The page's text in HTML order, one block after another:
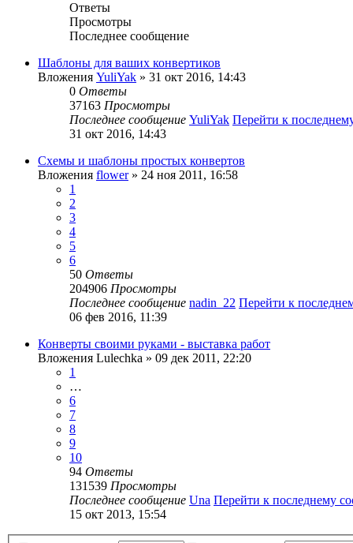
Ответы
Просмотры
Последнее сообщение
Шаблоны для ваших конвертиков
Вложения YuliYak » 31 окт 2016, 14:43
0 Ответы
37163 Просмотры
Последнее сообщение YuliYak Перейти к
31 окт 2016, 14:43
Схемы и шаблоны простых конвертов
Вложения flower» 24 ноя 2011, 16:58
1
2
3
4
5
6
50 Ответы
204906 Просмотры
Последнее сообщение nadin_22 Перейти к
06 фев 2016, 11:39
Конверты своими руками - выставка работ
Вложения Lulechka » 09 дек 2011, 22:20
1
…
6
7
8
9
10
94 Ответы
131539 Просмотры
Последнее сообщение Una Перейти к последнему
15 окт 2013, 15:54